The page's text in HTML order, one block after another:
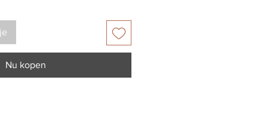
Nu kopen